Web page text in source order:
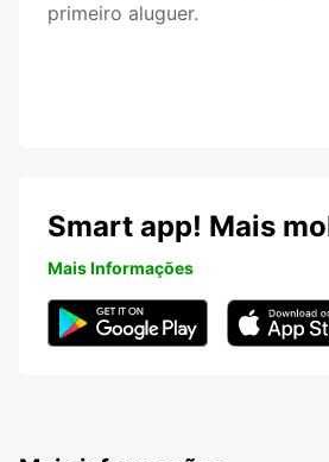
primeiro aluguer.
Smart app! Mais
Mais Informações